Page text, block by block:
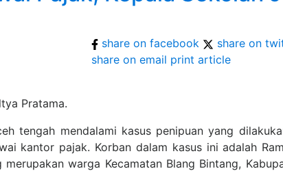
share on facebook
share on
share on email print article
Pratama.
tengah mendalami kasus penipuan yang
kantor pajak. Korban dalam kasus ini adalah
warga Kecamatan Blang Bintang,